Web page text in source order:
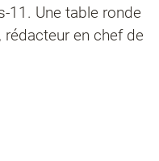
11. Une table ronde
rédacteur en chef de